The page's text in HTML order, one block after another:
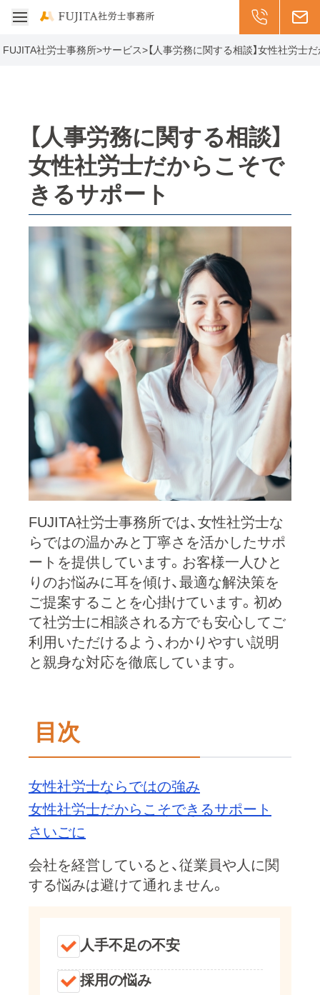
受付: 平日8:30-
011-299-メ
FUJITA社労士事務所>サービス> 【人事労務に関する相談】女性社労士
【人事労務に関する相談】
女性社労士だからこそで
きるサポート
FUJITA社労士事務所では、女性社労士な
らではの温かみと丁寧さを活かしたサポ
ートを提供しています。お客様一人ひと
りのお悩みに耳を傾け、最適な解決策を
ご提案することを心掛けています。初め
て社労士に相談される方でも安心してご
利用いただけるよう、わかりやすい説明
と親身な対応を徹底しています。
目次
女性社労士ならではの強み
女性社労士だからこそできるサポート
さいごに
会社を経営していると、従業員や人に関
する悩みは避けて通れません。
人手不足の不安
採用の悩み